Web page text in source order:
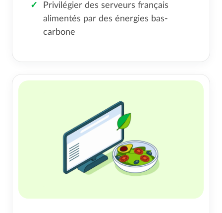
Privilégier des serveurs français
alimentés par des énergies bas-
carbone